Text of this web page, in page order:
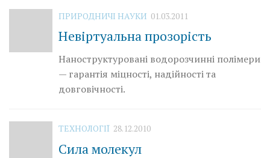
ПРИРОДНИЧІ НАУКИ 01.03.2011
Невіртуальна прозорість
Наноструктуровані водорозчинні полімери
— гарантія міцності, надійності та
довговічності.
ТЕХНОЛОГІЇ 28.12.2010
Сила молекул